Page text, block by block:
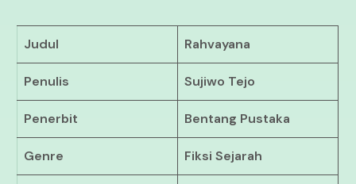
Judul Rahvayana
Penulis Sujiwo Tejo
Penerbit Bentang Pustaka
Genre Fiksi Sejarah